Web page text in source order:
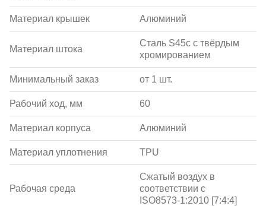
Материал крышек Алюминий
Материал штока
Сталь S45c с твёрдым
хромированием
Минимальный заказ от 1 шт.
Рабочий ход, мм 60
Материал корпуса Алюминий
Материал уплотнения TPU
Рабочая среда
Сжатый воздух в
соответствии с
ISO8573-1:2010 [7:4:4]